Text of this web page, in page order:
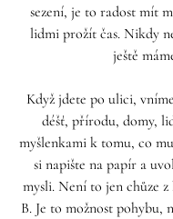
sezení, je to radost mít
lidmi prožít čas. Nikdy
ještě
Když jdete po ulici,
déšť, přírodu, domy,
myšlenkami k tomu, co
si napište na papír a
mysli. Není to jen chůze
B. Je to možnost pohybu,